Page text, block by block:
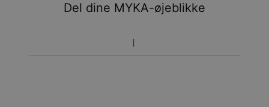
Del dine MYKA-øjeblikke